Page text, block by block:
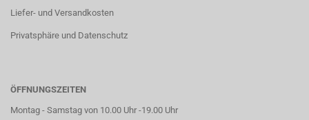
Liefer- und Versandkosten
Privatsphäre und Datenschutz
ÖFFNUNGSZEITEN
Montag - Samstag von 10.00 Uhr -19.00 Uhr